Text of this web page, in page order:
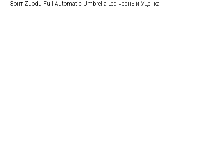
Зонт Zuodu Full Automatic Umbrella Led черный Уценка